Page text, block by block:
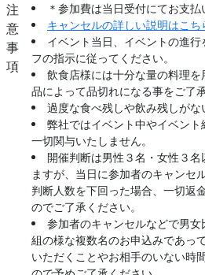
注
意
事
項
＊参加費は当日受付にてお支払
キャンセルの詳しい説明はこち
イベント当日、イベントの進
フの指示に従ってください。
飲食店様には十分な量の料理
品によって品切れになる事をご了
過度な食べ残しや飲み残しがな
弊社ではイベント中やイベン
一切関与いたしません。
開催判断は男性３名・女性３
ますが、当日に参加者のキャンセ
判断人数を下回った場合、一切返
のでご了承ください。
参加者のキャンセルなどで男
組の様な複数名のお申込みであっ
いただくことやお相手のいない時